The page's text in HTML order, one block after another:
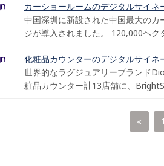
カーショールームのデジタルサイネ
中国深圳に新設された中国最大の
ジが導入されました。 120,000ヘク
化粧品カウンターのデジタルサイネ
世界的なラグジュアリーブランド
粧品カウンター計13店舗に、
« 1